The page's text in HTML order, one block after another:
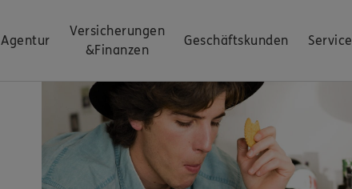
Agentur
Versicherungen
&Finanzen
Geschäftskunden Service